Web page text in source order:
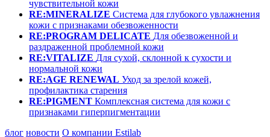
чувствительной кожи
RE:MINERALIZE Система для глубокого увлажнения
кожи с признаками обезвоженности
RE:PROGRAM DELICATE Для обезвоженной и
раздраженной проблемной кожи
RE:VITALIZE Для сухой, склонной к сухости и
нормальной кожи
RE:AGE RENEWAL Уход за зрелой кожей,
профилактика старения
RE:PIGMENT Комплексная система для кожи с
признаками гиперпигментации
блог новости О компании Estilab